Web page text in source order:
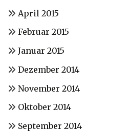
April 2015
Februar 2015
Januar 2015
Dezember 2014
November 2014
Oktober 2014
September 2014